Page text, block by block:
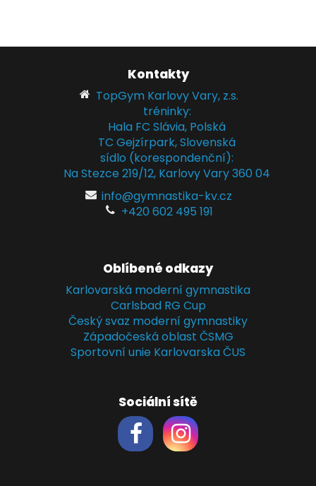
Kontakty
TopGym Karlovy Vary, z.s.
tréninky:
Hala FC Slávia, Polská
TC Gejzírpark, Slovenská
sídlo (korespondenční):
Na Stezce 219/12, Karlovy Vary 360 04
info@gymnastika-kv.cz
+420 602 495 191
Oblíbené odkazy
Karlovarská moderní gymnastika
Carlsbad RG Cup
Český svaz moderní gymnastiky
Západočeská oblast ČSMG
Sportovní unie Karlovarska ČUS
Sociální sítě